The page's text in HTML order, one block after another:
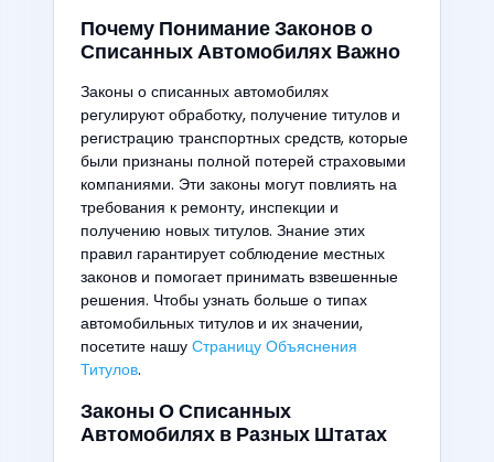
Почему Понимание Законов о
Списанных Автомобилях Важно
Законы о списанных автомобилях
регулируют обработку, получение титулов и
регистрацию транспортных средств, которые
были признаны полной потерей страховыми
компаниями. Эти законы могут повлиять на
требования к ремонту, инспекции и
получению новых титулов. Знание этих
правил гарантирует соблюдение местных
законов и помогает принимать взвешенные
решения. Чтобы узнать больше о типах
автомобильных титулов и их значении,
посетите нашу Страницу Объяснения
Титулов.
Законы О Списанных
Автомобилях в Разных Штатах